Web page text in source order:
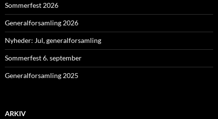
Sommerfest 2026
Generalforsamling 2026
Nyheder: Jul, generalforsamling
Sommerfest 6. september
Generalforsamling 2025
ARKIV